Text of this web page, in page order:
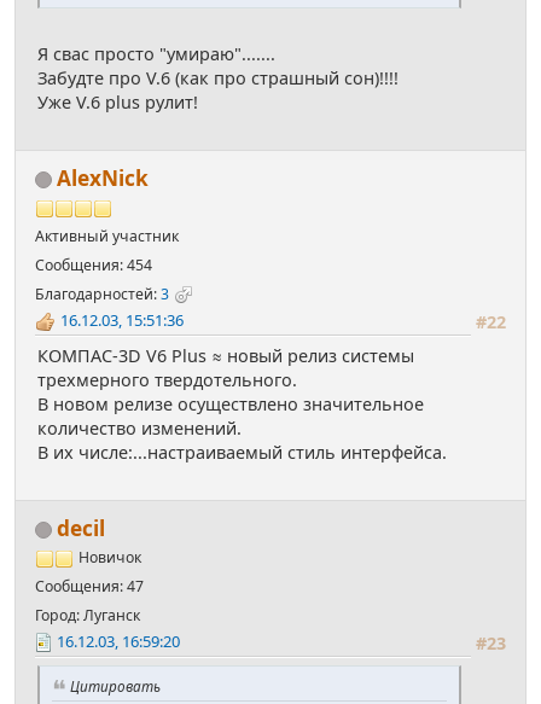
Я свас просто "умираю".......
Забудте про V.6 (как про страшный сон)!!!!
Уже V.6 plus рулит!
AlexNick
Активный участник
Сообщения: 454
Благодарностей:3
#22
16.12.03, 15:51:36
КОМПАС-3D V6 Plus ≈ новый релиз системы
трехмерного твердотельного.
В новом релизе осуществлено значительное
количество изменений.
В их числе:...настраиваемый стиль интерфейса.
decil
Новичок
Сообщения: 47
Город: Луганск
#23
16.12.03, 16:59:20
Цитировать